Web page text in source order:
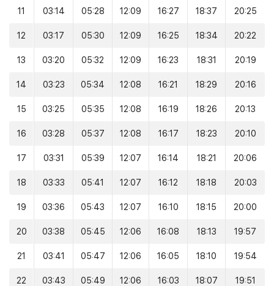
11 03:14 05:28 12:09 16:27 18:37 20:25
12 03:17 05:30 12:09 16:25 18:34 20:22
13 03:20 05:32 12:09 16:23 18:31 20:19
14 03:23 05:34 12:08 16:21 18:29 20:16
15 03:25 05:35 12:08 16:19 18:26 20:13
16 03:28 05:37 12:08 16:17 18:23 20:10
17 03:31 05:39 12:07 16:14 18:21 20:06
18 03:33 05:41 12:07 16:12 18:18 20:03
19 03:36 05:43 12:07 16:10 18:15 20:00
20 03:38 05:45 12:06 16:08 18:13 19:57
21 03:41 05:47 12:06 16:05 18:10 19:54
22 03:43 05:49 12:06 16:03 18:07 19:51